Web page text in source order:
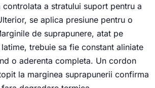
a stratului suport pentru a
se aplica presiune pentru o
de suprapunere, atat pe
trebuie sa fie constant aliniate
o aderenta completa. Un cordon
la marginea suprapunerii confirma